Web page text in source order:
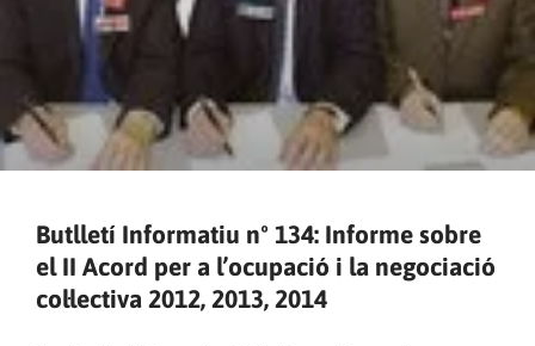
Butlletí Informatiu nº 134: Informe sobre
el II Acord per a l’ocupació i la negociació
col·lectiva 2012, 2013, 2014